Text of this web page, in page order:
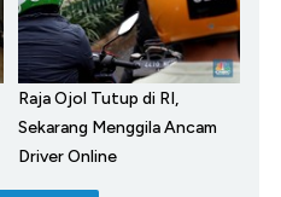
Raja Ojol Tutup di RI,
Sekarang Menggila Ancam
Driver Online